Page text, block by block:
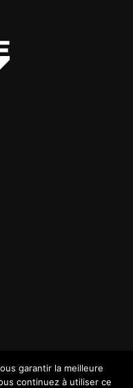
garantir la meilleure
continuez à utiliser ce